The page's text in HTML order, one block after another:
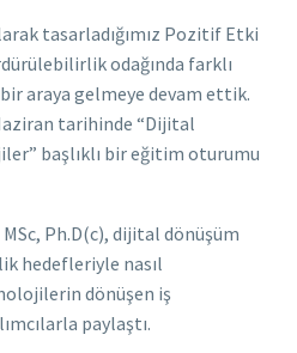
tasarladığımız Pozitif Etki
odağında farklı
araya gelmeye devam ettik.
tarihinde “Dijital
başlıklı bir eğitim oturumu
Ph.D(c), dijital dönüşüm
hedefleriyle nasıl
dönüşen iş
paylaştı.